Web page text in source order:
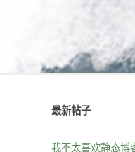
最新帖子
我不太喜欢静态博